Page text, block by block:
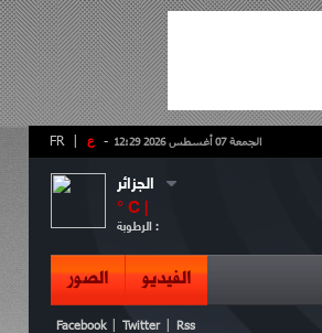
- ع FR الجمعة 07 أغسطس 2026 12:29
الجزائر
° C |
الرطوبة :
الفيديو الصور
Facebook Twitter Rss